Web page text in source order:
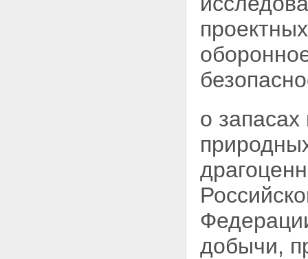
о
добычи,